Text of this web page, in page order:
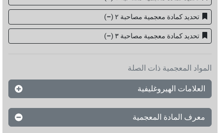
تحديد كمادة معجمية مصاحبة ٢ –
)
تحديد كمادة معجمية مصاحبة ۳ –
)
المواد المعجمية ذات الصلة
العلامات الهيروغليفية
معرف المادة المعجمية